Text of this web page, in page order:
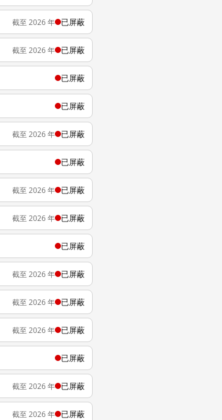
截至 2026 年 已屏蔽
截至 2026 年 已屏蔽
已屏蔽
已屏蔽
截至 2026 年 已屏蔽
已屏蔽
截至 2026 年 已屏蔽
截至 2026 年 已屏蔽
已屏蔽
截至 2026 年 已屏蔽
截至 2026 年 已屏蔽
截至 2026 年 已屏蔽
已屏蔽
截至 2026 年 已屏蔽
截至 2026 年 已屏蔽